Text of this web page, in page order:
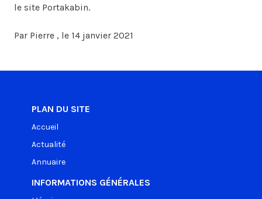
le site Portakabin.
Par Pierre , le 14 janvier 2021
PLAN DU SITE
Accueil
Actualité
Annuaire
INFORMATIONS GÉNÉRALES